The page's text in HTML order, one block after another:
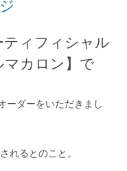
ティフィシャル
マカロン】で
ーダーをいただきまし
れるとのこと。